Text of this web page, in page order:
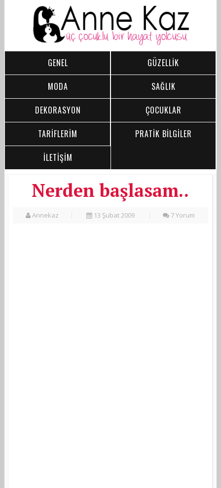
GENEL
GÜZELLİK
MODA
SAĞLIK
DEKORASYON
ÇOCUKLAR
TARİFLERİM
PRATİK BİLGİLER
İLETİŞİM
Nerden başlasam..
Annekaz 13 Şubat 2009 7 Yorum